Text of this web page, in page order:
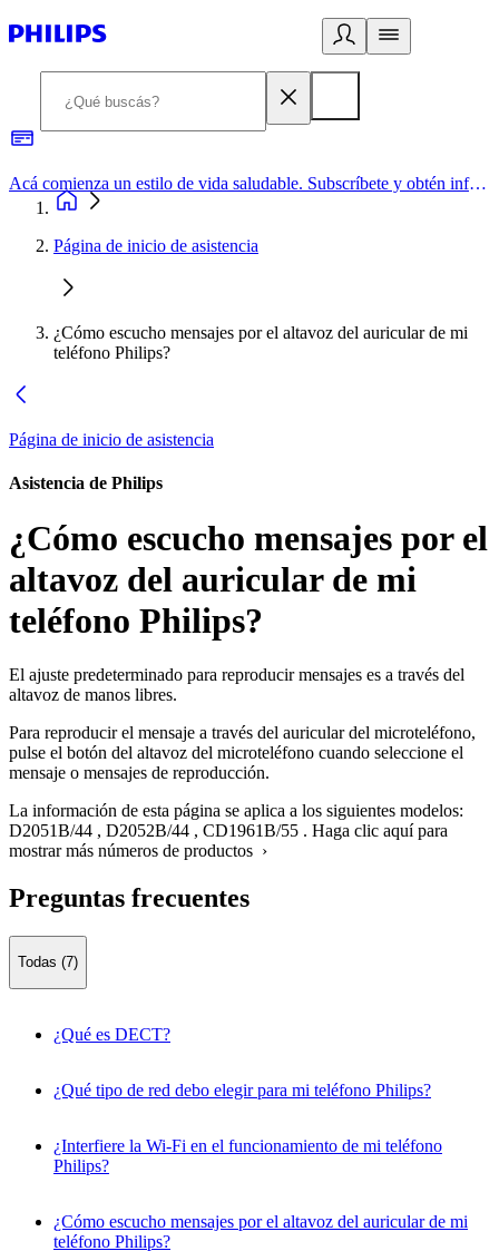
Acá comienza un estilo de vida saludable. Subscríbete y obtén información de primera mano
Página de inicio de asistencia
¿Cómo escucho mensajes por el altavoz del auricular de mi
teléfono Philips?
Página de inicio de asistencia
Asistencia de Philips
¿Cómo escucho mensajes por el
altavoz del auricular de mi
teléfono Philips?
El ajuste predeterminado para reproducir mensajes es a través del
altavoz de manos libres.
Para reproducir el mensaje a través del auricular del microteléfono,
pulse el botón del altavoz del microteléfono cuando seleccione el
mensaje o mensajes de reproducción.
La información de esta página se aplica a los siguientes modelos:
D2051B/44 , D2052B/44 , CD1961B/55 . Haga clic aquí para
mostrar más números de productos ›
Preguntas frecuentes
Todas (7)
¿Qué es DECT?
¿Qué tipo de red debo elegir para mi teléfono Philips?
¿Interfiere la Wi-Fi en el funcionamiento de mi teléfono
Philips?
¿Cómo escucho mensajes por el altavoz del auricular de mi
teléfono Philips?